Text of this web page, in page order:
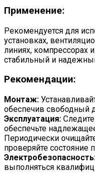
Применение:
Рекомендуется для
установках,
линиях, компрессорах
стабильный и
Рекомендации:
Монтаж:
обеспечив свободный
Эксплуатация:
обеспечьте
Периодически
проверяйте состояние
выполняться